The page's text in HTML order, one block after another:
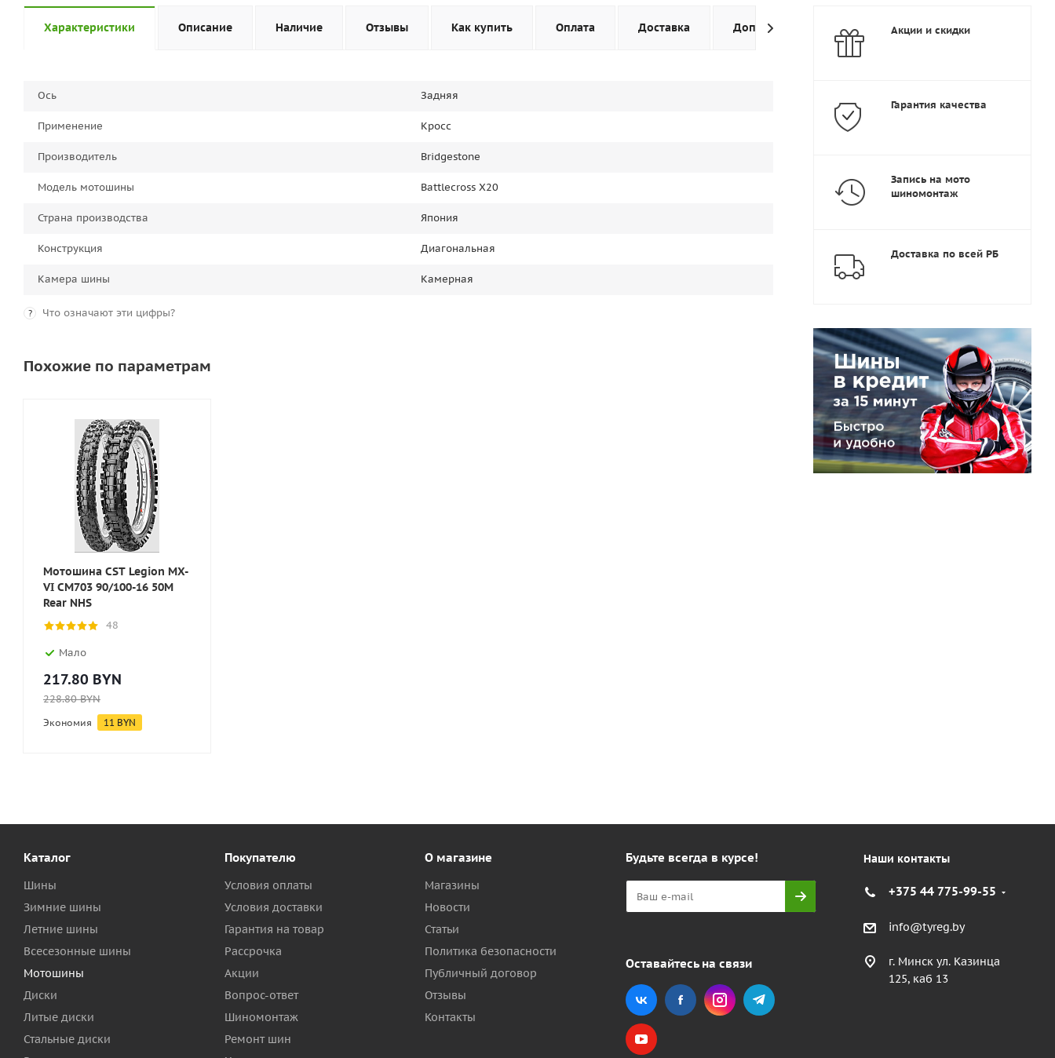
Характеристики Описание Наличие Отзывы Как купить Оплата Доставка Дополнительно Задать вопрос
Ось Задняя
Применение Кросс
Производитель Bridgestone
Модель мотошины Battlecross X20
Страна производства Япония
Конструкция Диагональная
Камера шины Камерная
? Что означают эти цифры?
Похожие по параметрам
Мотошина CST Legion MX-
VI CM703 90/100-16 50M
Rear NHS
48
Мало
217.80 BYN
228.80BYN
Экономия 11 BYN
Акции и скидки
Гарантия качества
Запись на мото
шиномонтаж
Доставка по всей РБ
Каталог
Шины
Зимние шины
Летние шины
Всесезонные шины
Мотошины
Диски
Литые диски
Стальные диски
Покупателю
Условия оплаты
Условия доставки
Гарантия на товар
Рассрочка
Акции
Вопрос-ответ
Шиномонтаж
Ремонт шин
О магазине
Магазины
Новости
Статьи
Политика безопасности
Публичный договор
Отзывы
Контакты
Будьте всегда в курсе!
Оставайтесь на связи
Наши контакты
+375 44 775-99-55
info@tyreg.by
г. Минск ул. Казинца
125, каб 13